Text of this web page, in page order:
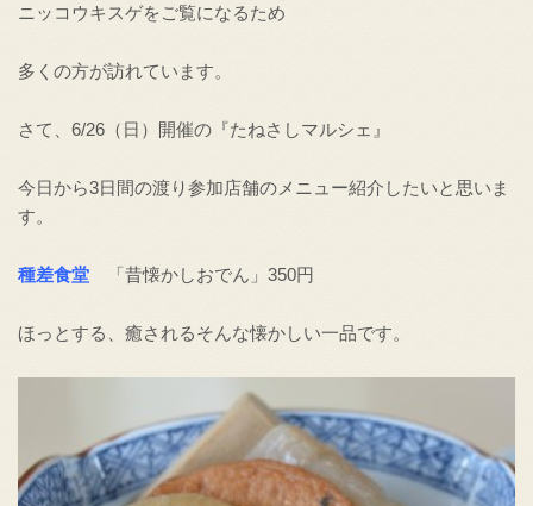
ニッコウキスゲをご覧になるため
多くの方が訪れています。
さて、6/26（日）開催の『たねさしマルシェ』
今日から3日間の渡り参加店舗のメニュー紹介したいと思いま
す。
種差食堂 「昔懐かしおでん」350円
ほっとする、癒されるそんな懐かしい一品です。